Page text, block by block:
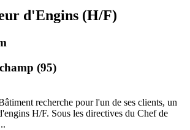
d'Engins (H/F)
(95)
recherche pour l'un de ses clients, un
H/F. Sous les directives du Chef de